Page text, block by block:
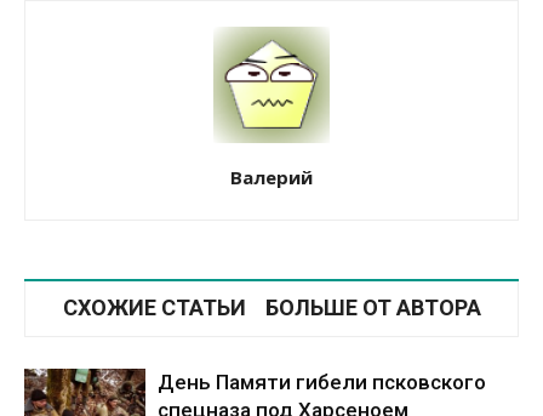
Валерий
СХОЖИЕ СТАТЬИ БОЛЬШЕ ОТ АВТОРА
День Памяти гибели псковского
спецназа под Харсеноем